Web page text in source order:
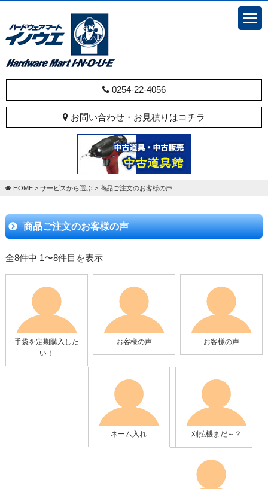
0254-22-4056
お問い合わせ・お見積りはコチラ
HOME> サービスから選ぶ> 商品ご注文のお客様の声
商品ご注文のお客様の声
全8件中 1〜8件目を表示
手袋を定期購入した
い！
お客様の声 お客様の声
ネーム入れ 刈払機まだ～？